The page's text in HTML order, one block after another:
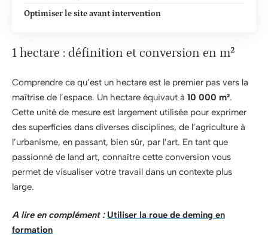
Optimiser le site avant intervention
1 hectare : définition et conversion en m²
Comprendre ce qu’est un hectare est le premier pas vers la
maîtrise de l’espace. Un hectare équivaut à 10 000 m².
Cette unité de mesure est largement utilisée pour exprimer
des superficies dans diverses disciplines, de l’agriculture à
l’urbanisme, en passant, bien sûr, par l’art. En tant que
passionné de land art, connaître cette conversion vous
permet de visualiser votre travail dans un contexte plus
large.
A lire en complément : Utiliser la roue de deming en
formation